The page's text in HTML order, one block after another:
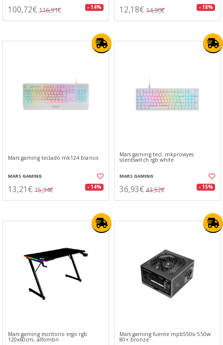
100,72€ 116,91€ - 14% 12,18€ 14,90€ - 18%
Mars gaming teclado mk124 blanco
MARS GAMING
13,21€ 15,34€ - 14%
Mars gaming tecl. mkprowyes
silentswitch rgb white
MARS GAMING
36,93€ 43,52€ - 15%
Mars gaming escritorio ergo rgb
120x60cm, alfombri
Mars gaming fuente mpb550si 550w
80+ bronze